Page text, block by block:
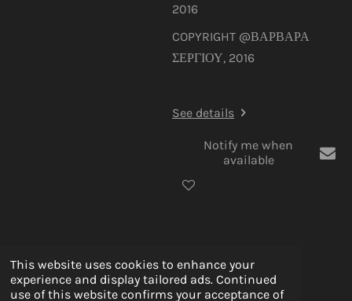
This website uses cookies to enhance your
experience and display tailored ads. Continued
use of this website confirms your acceptance of
2016
COPYRIGHT @ΒΑΡΒΑΡΑ
ΣΕΡΓΙΟΥ, 2016
See details
Notify me when
available
🔗 Amazon Author Page